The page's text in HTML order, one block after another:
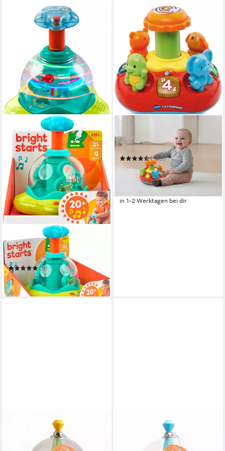
BRIGHT STARTS
Kreisel Press & Glow
Spinner™
(9)
16,49 €
in 1-2 Werktagen bei dir
Kreisel VTechBaby, 1, 2, 3 -
Tierkreisel
(103)
ab 19,99 € UVP24,99 €
nur diesen Monat
in 1-2 Werktagen bei dir